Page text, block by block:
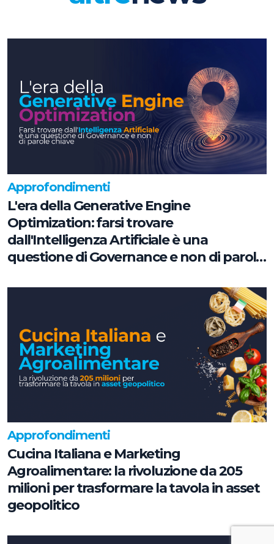
Approfondimenti
L'era della Generative Engine
Optimization: farsi trovare
dall'Intelligenza Artificiale è una
questione di Governance e non di parole
Approfondimenti
Cucina Italiana e Marketing
Agroalimentare: la rivoluzione da 205
milioni per trasformare la tavola in asset
geopolitico